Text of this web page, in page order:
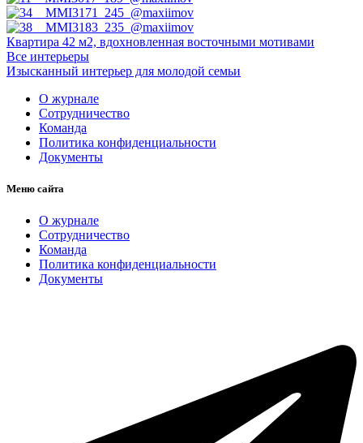
Квартира 42 м2, вдохновленная восточными мотивами
Все интерьеры
Изысканный интерьер для молодой семьи
О журнале
Сотрудничество
Команда
Политика конфиденциальности
Документы
Меню сайта
О журнале
Сотрудничество
Команда
Политика конфиденциальности
Документы